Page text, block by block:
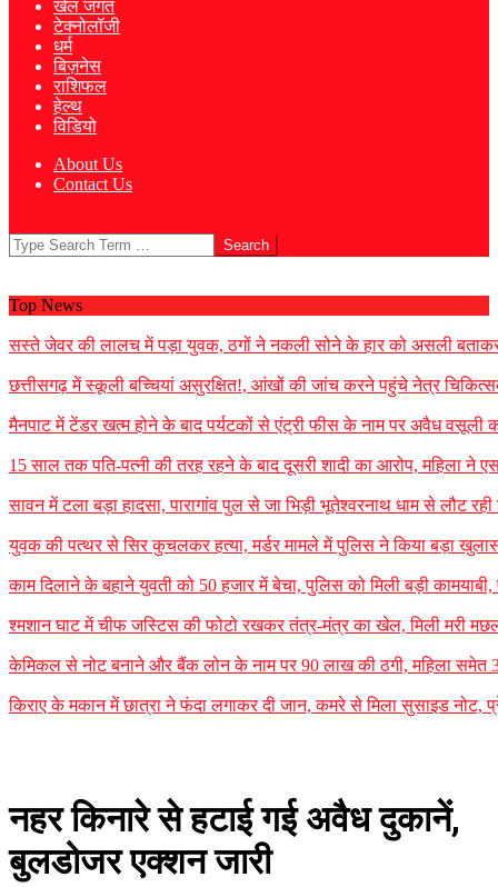
खेल जगत
टेक्नोलॉजी
धर्म
बिज़नेस
राशिफल
हेल्थ
विडियो
About Us
Contact Us
Search
Top News
सस्ते जेवर की लालच में पड़ा युवक, ठगों ने नकली सोने के हार को असली बताकर
छत्तीसगढ़ में स्कूली बच्चियां असुरक्षित!, आंखों की जांच करने पहुंचे नेत्र
मैनपाट में टेंडर खत्म होने के बाद पर्यटकों से एंट्री फीस के नाम पर अवैध वसूली
15 साल तक पति-पत्नी की तरह रहने के बाद दूसरी शादी का आरोप, महिला
सावन में टला बड़ा हादसा, पारागांव पुल से जा भिड़ी भूतेश्वरनाथ धाम से लौट
युवक की पत्थर से सिर कुचलकर हत्या, मर्डर मामले में पुलिस ने किया बड़ा
काम दिलाने के बहाने युवती को 50 हजार में बेचा, पुलिस को मिली बड़ी
श्मशान घाट में चीफ जस्टिस की फोटो रखकर तंत्र-मंत्र का खेल, मिली मरी
केमिकल से नोट बनाने और बैंक लोन के नाम पर 90 लाख की ठगी, महिला समेत 3
किराए के मकान में छात्रा ने फंदा लगाकर दी जान, कमरे से मिला सुसाइड
नहर किनारे से हटाई गई अवैध दुकानें,
बुलडोजर एक्शन जारी